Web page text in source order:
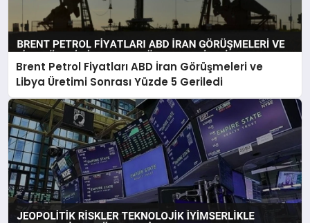
Brent Petrol Fiyatları ABD İran Görüşmeleri ve
Libya Üretimi Sonrası Yüzde 5 Geriledi